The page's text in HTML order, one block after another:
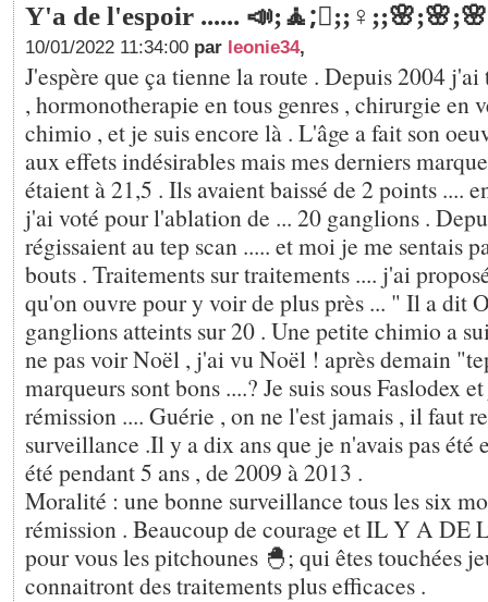
Y'a de l'espoir ......
10/01/2022 11:34:00 par leonie34,
J'espère que ça tienne la route . Depuis 2004
, hormonotherapie en tous genres , chirurgie en
chimio , et je suis encore là . L'âge a fait son
aux effets indésirables mais mes derniers
étaient à 21,5 . Ils avaient baissé de 2 points ....
j'ai voté pour l'ablation de ... 20 ganglions .
régissaient au tep scan ..... et moi je me sentais
bouts . Traitements sur traitements .... j'ai
qu'on ouvre pour y voir de plus près ... " Il a dit
ganglions atteints sur 20 . Une petite chimio a
ne pas voir Noël , j'ai vu Noël ! après demain
marqueurs sont bons ....? Je suis sous Faslodex
rémission .... Guérie , on ne l'est jamais , il faut
surveillance .Il y a dix ans que je n'avais pas été
été pendant 5 ans , de 2009 à 2013 .
Moralité : une bonne surveillance tous les six
rémission . Beaucoup de courage et IL Y A DE
pour vous les pitchounes 🐣; qui êtes touchées
connaitront des traitements plus efficaces .